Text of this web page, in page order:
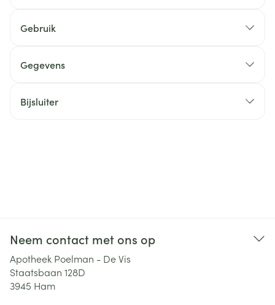
Gebruik
Gegevens
Bijsluiter
Neem contact met ons op
Apotheek Poelman - De Vis
Staatsbaan 128D
3945 Ham